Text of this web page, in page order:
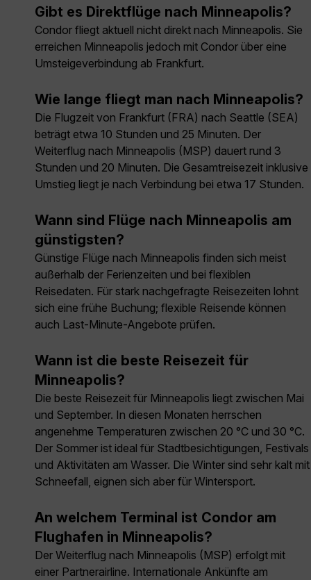
Gibt es Direktflüge nach Minneapolis?
Condor fliegt aktuell nicht direkt nach Minneapolis. Sie
erreichen Minneapolis jedoch mit Condor über eine
Umsteigeverbindung ab Frankfurt.
Wie lange fliegt man nach Minneapolis?
Die Flugzeit von Frankfurt (FRA) nach Seattle (SEA)
beträgt etwa 10 Stunden und 25 Minuten. Der
Weiterflug nach Minneapolis (MSP) dauert rund 3
Stunden und 20 Minuten. Die Gesamtreisezeit inklusive
Umstieg liegt je nach Verbindung bei etwa 17 Stunden.
Wann sind Flüge nach Minneapolis am
günstigsten?
Günstige Flüge nach Minneapolis finden sich meist
außerhalb der Ferienzeiten und bei flexiblen
Reisedaten. Für stark nachgefragte Reisezeiten lohnt
sich eine frühe Buchung; flexible Reisende können
auch Last-Minute-Angebote prüfen.
Wann ist die beste Reisezeit für
Minneapolis?
Die beste Reisezeit für Minneapolis liegt zwischen Mai
und September. In diesen Monaten herrschen
angenehme Temperaturen zwischen 20 °C und 30 °C.
Der Sommer ist ideal für Stadtbesichtigungen, Festivals
und Aktivitäten am Wasser. Die Winter sind sehr kalt mit
Schneefall, eignen sich aber für Wintersport.
An welchem Terminal ist Condor am
Flughafen in Minneapolis?
Der Weiterflug nach Minneapolis (MSP) erfolgt mit
einer Partnerairline. Internationale Ankünfte am